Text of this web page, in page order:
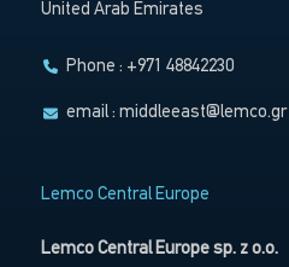
United Arab Emirates
Phone : +971 48842230
email :middleeast@lemco.gr
Lemco Central Europe
Lemco Central Europe sp. z o.o.